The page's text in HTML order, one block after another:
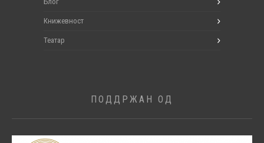
Книжевност
Театар
ПОДДРЖАН ОД